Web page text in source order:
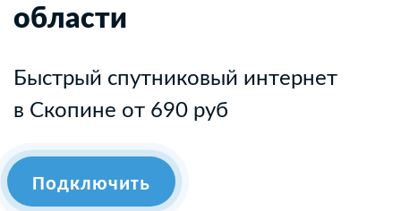
области
Быстрый спутниковый интернет
в Скопине от 690 руб
Подключить